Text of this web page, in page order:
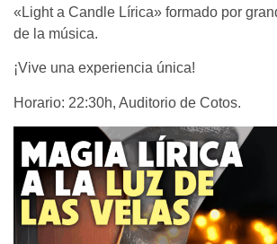
«Light a Candle Lírica» formado por
de la música.
¡Vive una experiencia única!
Horario: 22:30h, Auditorio de Cotos.